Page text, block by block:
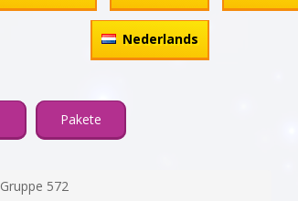
Nederlands
Pakete
Gruppe 572